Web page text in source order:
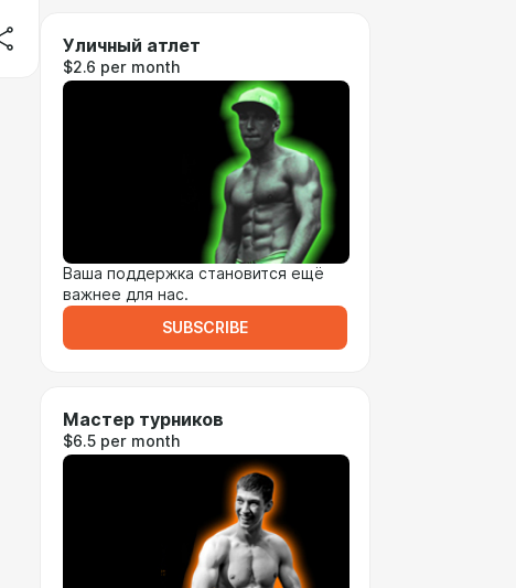
Уличный атлет
$2.6 per month
Ваша поддержка становится ещё
важнее для нас.
SUBSCRIBE
Мастер турников
$6.5 per month